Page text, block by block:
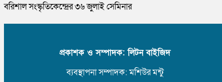
বরিশাল সংস্কৃতিকেন্দ্রের ৩৬ জুলাই সেমিনার
প্রকাশক ও সম্পাদক: লিটন বাইজিদ
ব্যবস্থাপনা সম্পাদক: মশিউর মন্টু